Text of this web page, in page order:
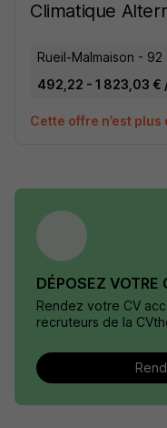
Climatique
Rueil-Malmaison - 92
492,22 - 1 823,03 €
Cette offre n’est
DÉPOSEZ VOTRE
Rendez votre CV
recruteurs de la